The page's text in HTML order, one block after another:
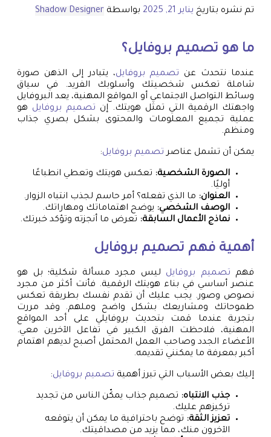
تم نشره بتاريخ يناير 21, 2025 بواسطة Shadow Designer
ما هو تصميم بروفايل؟
عندما نتحدث عن تصميم بروفايل، يتبادر إلى الذهن صورة
شاملة تعكس شخصيتك وأسلوبك الفريد. في سياق
وسائط التواصل الاجتماعي أو المواقع المهنية، يعد البروفايل
واجهتك الرقمية التي تمثل هويتك. إن تصميم بروفايل هو
عملية تجميع المعلومات والمحتوى بشكل بصري جذاب
ومنظم.
يمكن أن تشمل عناصر تصميم بروفايل:
الصورة الشخصية: تعكس هويتك وتعطي انطباعًا
أوليًا.
العنوان: ما الذي تفعله؟ أمر حاسم لجذب انتباه الزوار.
الوصف الشخصي: يوضح اهتماماتك ومهاراتك.
نماذج الأعمال السابقة: تعرض ما أنجزته وتؤكد خبرتك.
أهمية فهم تصميم بروفايل
فهم تصميم بروفايل ليس مجرد مسألة شكلية؛ بل هو
عنصر أساسي في بناء هويتك الرقمية. فأنت أكثر من مجرد
نصوص وصور. يجب عليك أن تقدم نفسك بطريقة تعكس
طموحاتك ومشاريعك بشكل واضح وملهم. وقد مررت
بتجربة عندما قمت بتحديث بروفايلي على أحد المواقع
المهنية، فلاحظت الفرق الكبير في تفاعل الآخرين معي.
الأعضاء الجدد وصاحب العمل المحتمل أصبح لديهم اهتمام
أكبر بمعرفة ما يمكنني تقديمه.
إليك بعض الأسباب التي تبرز أهمية تصميم بروفايل:
جذب الانتباه: تصميم جذاب يمكّن الناس من تجديد
تركيزهم عليك.
تعزيز الثقة: توضح باحترافية ما يمكن أن يتوقعه
الآخرون منك، مما يزيد من مصداقيتك.